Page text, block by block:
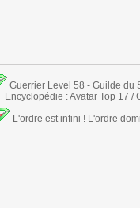
Guerrier Level 58 - Guilde du
Encyclopédie : Avatar Top 17 /
L'ordre est infini ! L'ordre